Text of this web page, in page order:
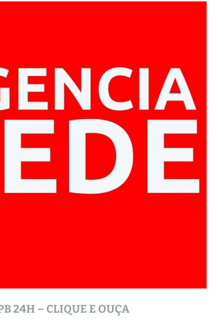
24H – CLIQUE E OUÇA